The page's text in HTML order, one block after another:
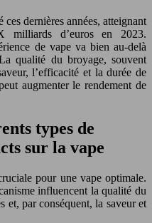
dernières années, atteignant
milliards d’euros en 2023.
de vape va bien au-delà
qualité du broyage, souvent
l’efficacité et la durée de
augmenter le rendement de
types de
sur la vape
pour une vape optimale.
influencent la qualité du
et, par conséquent, la saveur et